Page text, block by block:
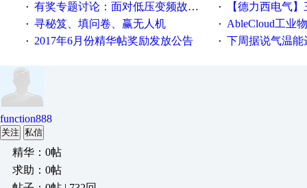
· 有奖专题讨论：面对低压变频故障，老手是这样解决的！ · 【德力西电气】三
· 寻秘笈、填问卷、赢无人机 · AbleCloud工业物联
· 2017年6月份精华帖奖励发放公告 · 下周据说气温能
function888
关注 私信
精华：0帖
求助：0帖